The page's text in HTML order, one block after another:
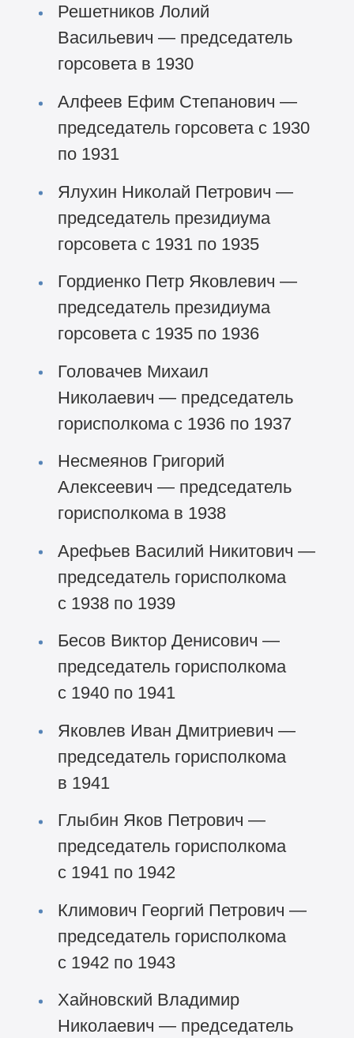
Решетников Лолий
Васильевич — председатель
горсовета в 1930
Алфеев Ефим Степанович —
председатель горсовета с 1930
по 1931
Ялухин Николай Петрович —
председатель президиума
горсовета с 1931 по 1935
Гордиенко Петр Яковлевич —
председатель президиума
горсовета с 1935 по 1936
Головачев Михаил
Николаевич — председатель
горисполкома с 1936 по 1937
Несмеянов Григорий
Алексеевич — председатель
горисполкома в 1938
Арефьев Василий Никитович —
председатель горисполкома
с 1938 по 1939
Бесов Виктор Денисович —
председатель горисполкома
с 1940 по 1941
Яковлев Иван Дмитриевич —
председатель горисполкома
в 1941
Глыбин Яков Петрович —
председатель горисполкома
с 1941 по 1942
Климович Георгий Петрович —
председатель горисполкома
с 1942 по 1943
Хайновский Владимир
Николаевич — председатель